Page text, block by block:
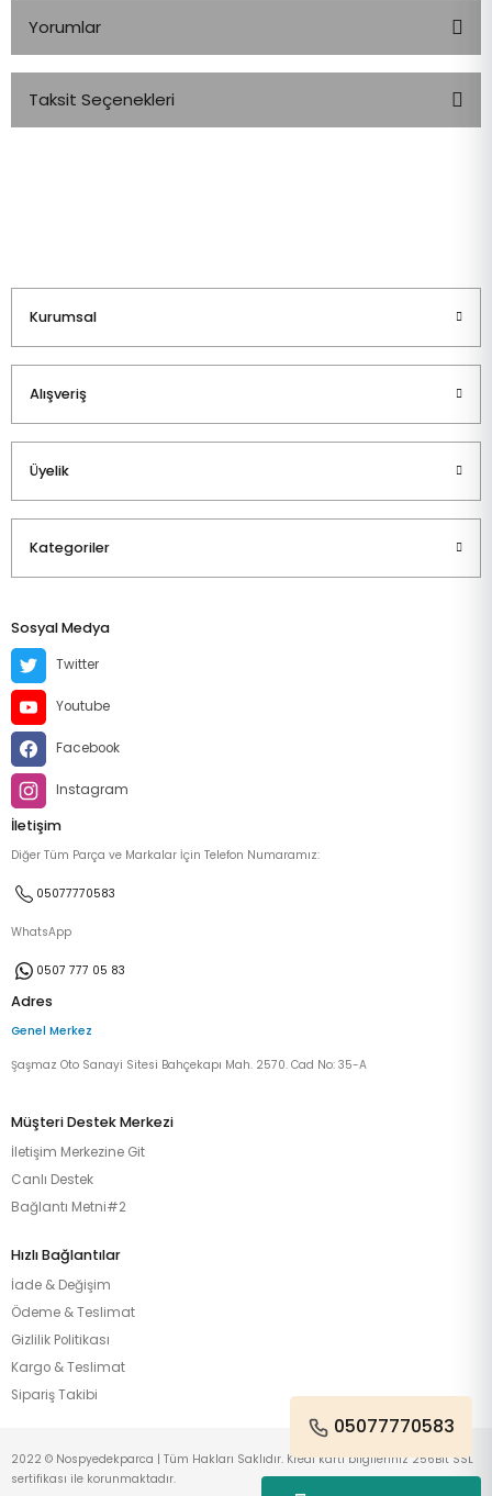
Yorumlar
Taksit Seçenekleri
Kurumsal
Alışveriş
Üyelik
Kategoriler
Sosyal Medya
Twitter
Youtube
Facebook
Instagram
İletişim
Diğer Tüm Parça ve Markalar İçin Telefon Numaramız:
05077770583
WhatsApp
0507 777 05 83
Adres
Genel Merkez
Şaşmaz Oto Sanayi Sitesi Bahçekapı Mah. 2570. Cad No: 35-A
Müşteri Destek Merkezi
İletişim Merkezine Git
Canlı Destek
Bağlantı Metni#2
Hızlı Bağlantılar
İade & Değişim
Ödeme & Teslimat
Gizlilik Politikası
Kargo & Teslimat
Sipariş Takibi
05077770583
2022 © Nospyedekparca | Tüm Hakları Saklıdır. Kredi kartı bilgileriniz 256Bit SSL
sertifikası ile korunmaktadır.